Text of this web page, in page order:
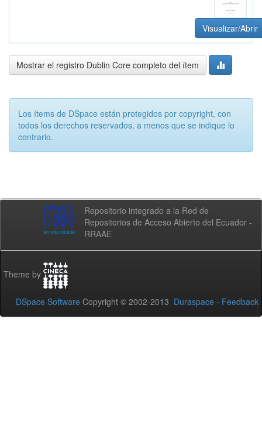
Visualizar/Abrir
Mostrar el registro Dublin Core completo del ítem
Los ítems de DSpace están protegidos por copyright, con
todos los derechos reservados, a menos que se indique lo
contrario.
Repositorio integrado a la Red de
Repositorios de Acceso Abierto del Ecuador -
RRAAE
Theme by
DSpace Software Copyright © 2002-2013 Duraspace - Feedback